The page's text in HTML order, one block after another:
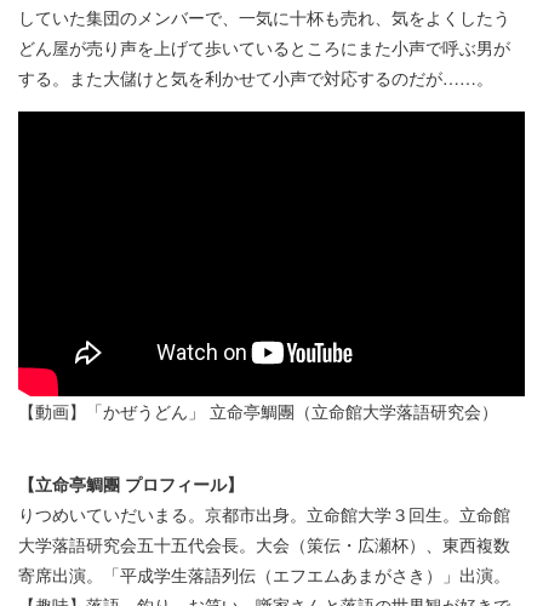
していた集団のメンバーで、一気に十杯も売れ、気をよくしたう
どん屋が売り声を上げて歩いているところにまた小声で呼ぶ男が
する。また大儲けと気を利かせて小声で対応するのだが……。
【動画】「かぜうどん」 立命亭鯛團（立命館大学落語研究会）
【立命亭鯛團 プロフィール】
りつめいていだいまる。京都市出身。立命館大学３回生。立命館
大学落語研究会五十五代会長。大会（策伝・広瀬杯）、東西複数
寄席出演。「平成学生落語列伝（エフエムあまがさき）」出演。